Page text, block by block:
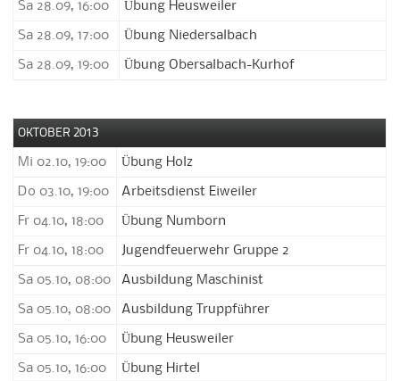
Sa 28.09, 16:00 Übung Heusweiler
Sa 28.09, 17:00 Übung Niedersalbach
Sa 28.09, 19:00 Übung Obersalbach-Kurhof
OKTOBER 2013
Mi 02.10, 19:00 Übung Holz
Do 03.10, 19:00 Arbeitsdienst Eiweiler
Fr 04.10, 18:00 Übung Numborn
Fr 04.10, 18:00 Jugendfeuerwehr Gruppe 2
Sa 05.10, 08:00 Ausbildung Maschinist
Sa 05.10, 08:00 Ausbildung Truppführer
Sa 05.10, 16:00 Übung Heusweiler
Sa 05.10, 16:00 Übung Hirtel